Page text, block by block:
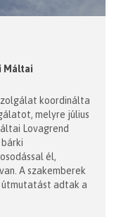
Máltai
koordinálta
melyre július
Lovagrend
él,
A szakemberek
útmutatást adtak a